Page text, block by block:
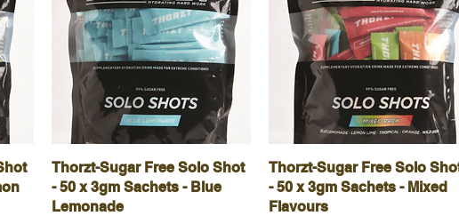
Xem nhanh
Thorzt-Sugar Free Solo Shot
- 50 x 3gm Sachets - Blue
Lemonade
Xem nhanh
Thorzt-Sugar Free Solo
- 50 x 3gm Sachets - Mixed
Flavours